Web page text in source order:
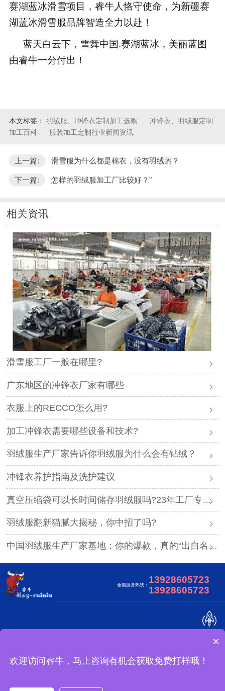
赛湖蓝冰滑雪项目，睿牛人恪守使命，为新疆赛
湖蓝冰滑雪服品牌智造全力以赴！
蓝天白云下，雪舞中国.赛湖蓝冰，美丽蓝图
由睿牛一分付出！
本文标签： 羽绒服、冲锋衣定制加工选购
冲锋衣、羽绒服定制
加工百科
服装加工定制行业新闻资讯
上一篇: 滑雪服为什么都是棉衣，没有羽绒的？
下一篇: 怎样的羽绒服加工厂比较好？"
相关资讯
滑雪服工厂一般在哪里?
广东地区的冲锋衣厂家有哪些
衣服上的RECCO怎么用?
加工冲锋衣需要哪些设备和技术?
羽绒服生产厂家告诉你羽绒服为什么会有钻绒？
冲锋衣养护指南及洗护建议
真空压缩袋可以长时间储存羽绒服吗?23年工厂专业解答
羽绒服翻新猫腻大揭秘，你中招了吗?
中国羽绒服生产厂家基地：你的爆款，真的“出自名门”吗？
全国服务热线： 13928605723
13928605723
广东睿牛制衣有限公司 版权所有
冲锋衣可以做吗？
×
欢迎访问睿牛，马上咨询有机会获取免费打样哦！